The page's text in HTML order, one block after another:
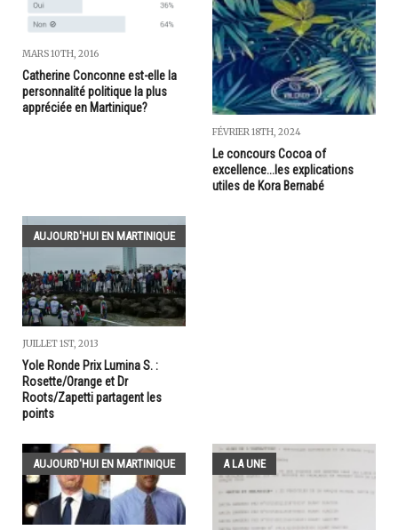
MARS 10TH, 2016
Catherine Conconne est-elle la
personnalité politique la plus
appréciée en Martinique?
FÉVRIER 18TH, 2024
Le concours Cocoa of
excellence...les explications
utiles de Kora Bernabé
AUJOURD'HUI EN MARTINIQUE
JUILLET 1ST, 2013
Yole Ronde Prix Lumina S. :
Rosette/Orange et Dr
Roots/Zapetti partagent les
points
AUJOURD'HUI EN MARTINIQUE A LA UNE